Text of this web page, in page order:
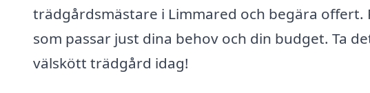
trädgårdsmästare i Limmared och begära offert.
som passar just dina behov och din budget. Ta
välskött trädgård idag!